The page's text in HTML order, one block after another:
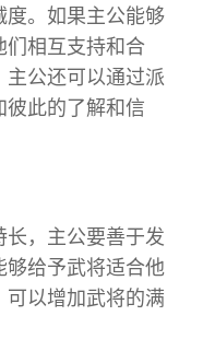
。如果主公能够
们相互支持和合
公还可以通过派
此的了解和信
，主公要善于发
给予武将适合他
以增加武将的满